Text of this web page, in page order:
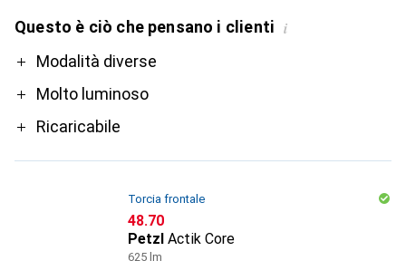
Questo è ciò che pensano i clienti i
ProModalità diverse
Molto luminoso
Ricaricabile
Torcia frontale
CHF
48.70
Petzl Actik Core
625 lm